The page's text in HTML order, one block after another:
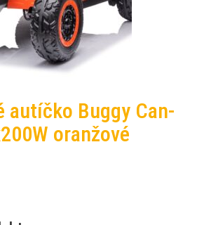
autíčko Buggy Can-
oranžové